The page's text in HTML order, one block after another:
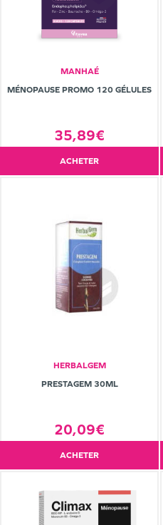
MANHAÉ
MÉNOPAUSE PROMO 120 GÉLULES
35,89€
ACHETER
HERBALGEM
PRESTAGEM 30ML
20,09€
ACHETER